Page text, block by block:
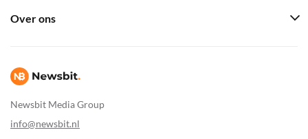
Newsbit Media Group
info@newsbit.nl
Over ons